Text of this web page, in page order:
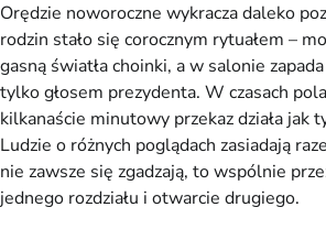
Orędzie noworoczne wykracza daleko
rodzin stało się corocznym rytuałem –
gasną światła choinki, a w salonie
tylko głosem prezydenta. W czasach
kilkanaście minutowy przekaz działa jak
Ludzie o różnych poglądach zasiadają
nie zawsze się zgadzają, to wspólnie
jednego rozdziału i otwarcie drugiego.